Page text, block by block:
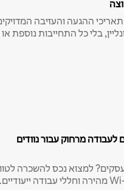
ההגעה והעזיבה
בלי כל התחייבות נוספת או
מרחוק עבור נוודים
למצוא נכס להשכרה